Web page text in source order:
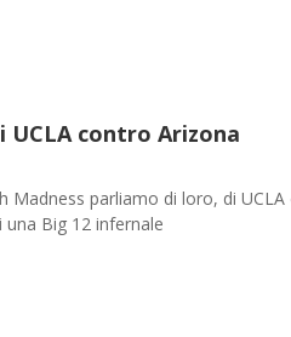
UCLA contro Arizona
Madness parliamo di loro, di UCLA
Big 12 infernale